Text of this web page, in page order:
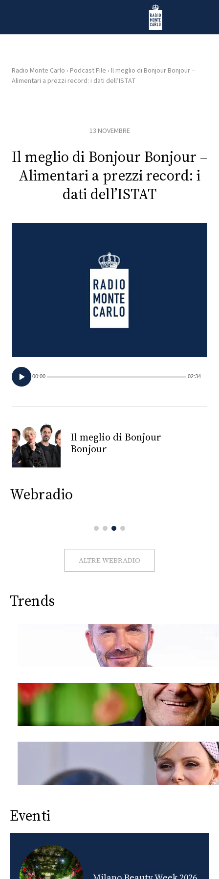
Radio Monte Carlo
HOME
RADIO
PLAYLIST
TV
PRINCIPATO
MONACO
RMC
CONSIGLIA
Radio Monte Carlo › Podcast File › Il meglio di Bonjour Bonjour –
Alimentari a prezzi record: i dati dell’ISTAT
13 NOVEMBRE
Il meglio di Bonjour Bonjour –
Alimentari a prezzi record: i
dati dell’ISTAT
00:00 02:34
Il meglio di Bonjour
Bonjour
Webradio
ALTRE WEBRADIO
Trends
Eventi